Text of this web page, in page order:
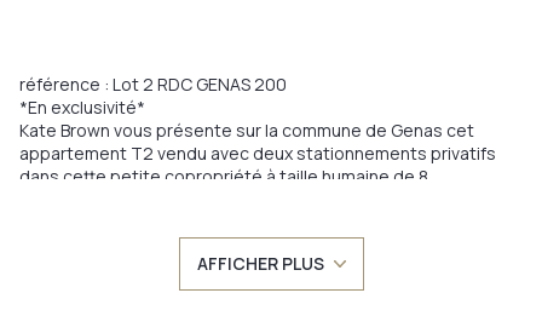
référence : Lot 2 RDC GENAS 200
*En exclusivité*
Kate Brown vous présente sur la commune de Genas cet
appartement T2 vendu avec deux stationnements privatifs
dans cette petite copropriété à taille humaine de 8
Ce T2 est exposé Est et vous offre 46.16 m² avec une belle
pièce de vie de 31.48 m² ouverte
La cuisine est toute équipée de son mobilier Ikéa
AFFICHER PLUS